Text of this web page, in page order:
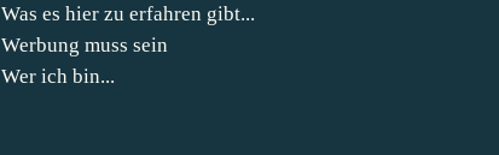
Was es hier zu erfahren gibt...
Werbung muss sein
Wer ich bin...